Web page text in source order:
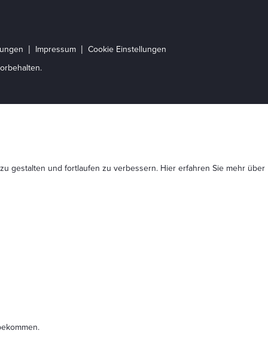
Impressum
Cookie Einstellungen
gestalten und fortlaufen zu verbessern. Hier erfahren Sie mehr über